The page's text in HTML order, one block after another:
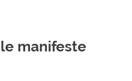
manifeste